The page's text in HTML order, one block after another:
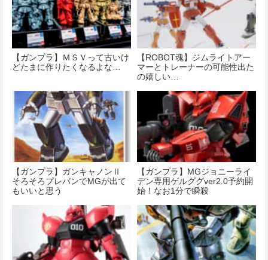
【ガンプラ】ＭＳＶって古いけ
どたまに作りたくなるよな…
【ROBOT魂】ジムライトアー
マーとトレーナーの可能性出た
の嬉しい…
【ガンプラ】ガンキャノンⅡ
そろそろプレバンでMGが出て
もいいと思う
【ガンプラ】MGジョニーライ
デン専用ゲルググver2.0予約開
始！なお1分で瞬殺